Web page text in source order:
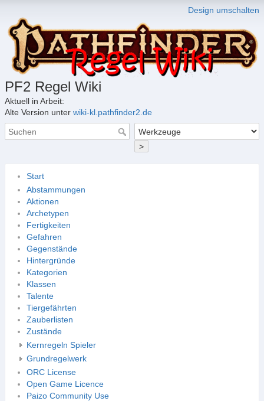
Design umschalten
PF2 Regel Wiki
Aktuell in Arbeit:
Alte Version unter wiki-kl.pathfinder2.de
>
Start
Abstammungen
Aktionen
Archetypen
Fertigkeiten
Gefahren
Gegenstände
Hintergründe
Kategorien
Klassen
Talente
Tiergefährten
Zauberlisten
Zustände
Kernregeln Spieler
Grundregelwerk
ORC License
Open Game Licence
Paizo Community Use